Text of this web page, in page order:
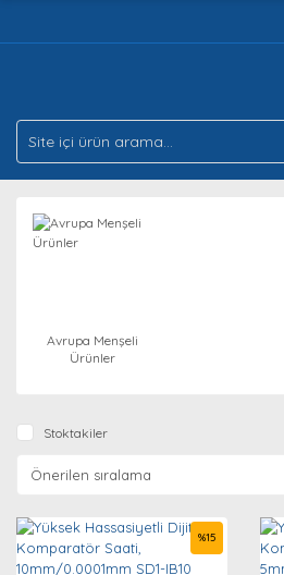
Avrupa Menşeli
Ürünler
Stoktakiler
%15